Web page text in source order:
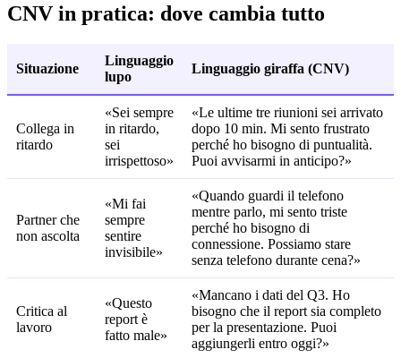
CNV in pratica: dove cambia tutto
Situazione
Linguaggio
lupo
Linguaggio giraffa (CNV)
Collega in
ritardo
«Sei sempre
in ritardo,
sei
irrispettoso»
«Le ultime tre riunioni sei arrivato
dopo 10 min. Mi sento frustrato
perché ho bisogno di puntualità.
Puoi avvisarmi in anticipo?»
Partner che
non ascolta
«Mi fai
sempre
sentire
invisibile»
«Quando guardi il telefono
mentre parlo, mi sento triste
perché ho bisogno di
connessione. Possiamo stare
senza telefono durante cena?»
Critica al
lavoro
«Questo
report è
fatto male»
«Mancano i dati del Q3. Ho
bisogno che il report sia completo
per la presentazione. Puoi
aggiungerli entro oggi?»